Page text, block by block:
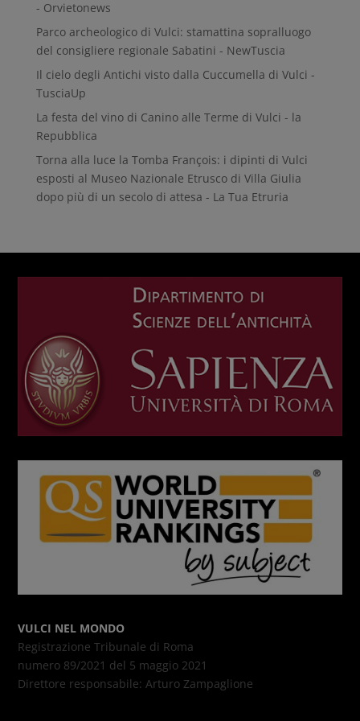
- Orvietonews
Parco archeologico di Vulci: stamattina sopralluogo
del consigliere regionale Sabatini - NewTuscia
Il cielo degli Antichi visto dalla Cuccumella di Vulci -
TusciaUp
La festa del vino di Canino alle Terme di Vulci - la
Repubblica
Torna alla luce la Tomba François: i dipinti di Vulci
esposti al Museo Nazionale Etrusco di Villa Giulia
dopo più di un secolo di attesa - La Tua Etruria
VULCI NEL MONDO
Registrazione Tribunale di Roma
numero 89/2021 del 5 maggio 2021
Direttore responsabile: Arturo Zampaglione